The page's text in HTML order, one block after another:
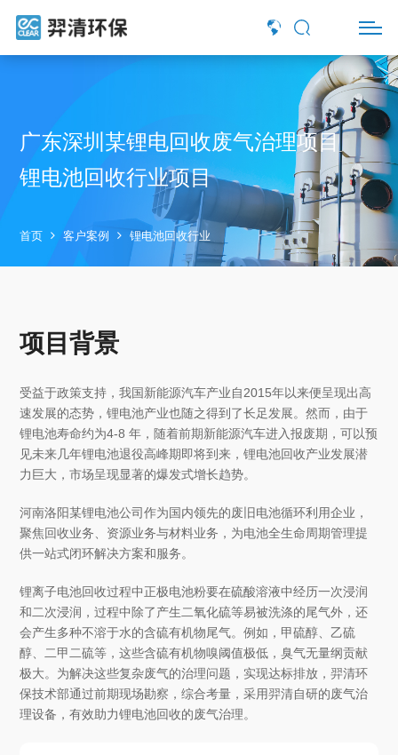
广东深圳某锂电回收废气治理项目
锂电池回收行业项目
首页 客户案例 锂电池回收行业
项目背景
受益于政策支持，我国新能源汽车产业自2015年以来便呈现出高
速发展的态势，锂电池产业也随之得到了长足发展。然而，由于
锂电池寿命约为4-8 年，随着前期新能源汽车进入报废期，可以预
见未来几年锂电池退役高峰期即将到来，锂电池回收产业发展潜
力巨大，市场呈现显著的爆发式增长趋势。
河南洛阳某锂电池公司作为国内领先的废旧电池循环利用企业，
聚焦回收业务、资源业务与材料业务，为电池全生命周期管理提
供一站式闭环解决方案和服务。
锂离子电池回收过程中正极电池粉要在硫酸溶液中经历一次浸润
和二次浸润，过程中除了产生二氧化硫等易被洗涤的尾气外，还
会产生多种不溶于水的含硫有机物尾气。例如，甲硫醇、乙硫
醇、二甲二硫等，这些含硫有机物嗅阈值极低，臭气无量纲贡献
极大。为解决这些复杂废气的治理问题，实现达标排放，羿清环
保技术部通过前期现场勘察，综合考量，采用羿清自研的废气治
理设备，有效助力锂电池回收的废气治理。